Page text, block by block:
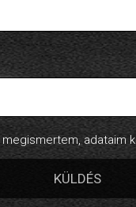
megismertem, adataim